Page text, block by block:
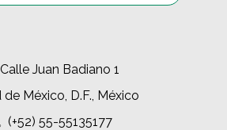
Calle Juan Badiano 1
de México, D.F., México
(+52) 55-55135177